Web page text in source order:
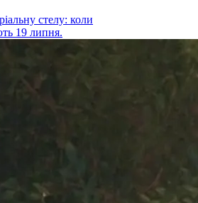
стелу: коли
19 липня.